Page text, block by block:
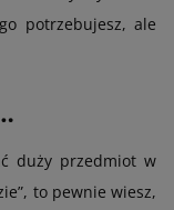
potrzebujesz, ale
duży przedmiot w
to pewnie wiesz,